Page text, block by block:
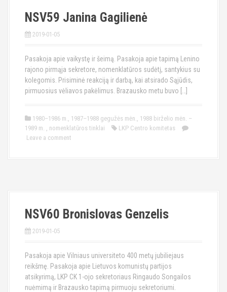
NSV59 Janina Gagilienė
2019-01-05
Pasakoja apie vaikystę ir šeimą. Pasakoja apie tapimą Lenino
rajono pirmąja sekretore, nomenklatūros sudėtį, santykius su
kolegomis. Prisiminė reakciją ir darbą, kai atsirado Sąjūdis,
pirmuosius vėliavos pakėlimus. Brazausko metu buvo […]
1980–1986 m., 1987–1988 gegužės mėn., 1988 birželio mėn. –
1989 m. , nomenklatūros tinklai
LKP Centro komitetas
Leave a comment
NSV60 Bronislovas Genzelis
2019-01-05
Pasakoja apie Vilniaus universiteto 400 metų jubiliejaus
reikšmę. Pasakoja apie Lietuvos komunistų partijos
atsikyrimą, LKP CK 1-ojo sekretoriaus Ringaudo Songailos
nuėmimą ir Brazausko tapimą pirmuoju sekretoriumi.